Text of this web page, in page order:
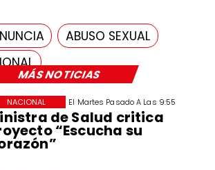
MÁS NOTICIAS
El Martes Pasado A Las 9:55
de Salud critica
“Escucha su
NACIONAL
ABUSO SEXUAL